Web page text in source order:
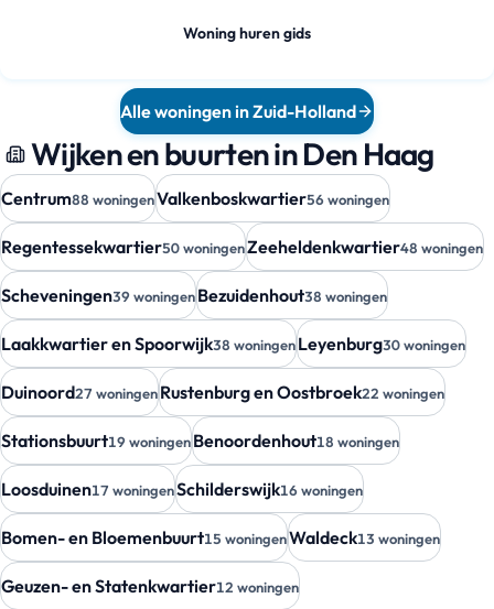
Woning huren gids
Alle woningen in Zuid-Holland
Wijken en buurten in Den Haag
Centrum88 woningenValkenboskwartier56 woningen
Regentessekwartier50 woningenZeeheldenkwartier48 woningen
Scheveningen39 woningenBezuidenhout38 woningen
Laakkwartier en Spoorwijk38 woningenLeyenburg30 woningen
Duinoord27 woningenRustenburg en Oostbroek22 woningen
Stationsbuurt19 woningenBenoordenhout18 woningen
Loosduinen17 woningenSchilderswijk16 woningen
Bomen- en Bloemenbuurt15 woningenWaldeck13 woningen
Geuzen- en Statenkwartier12 woningen